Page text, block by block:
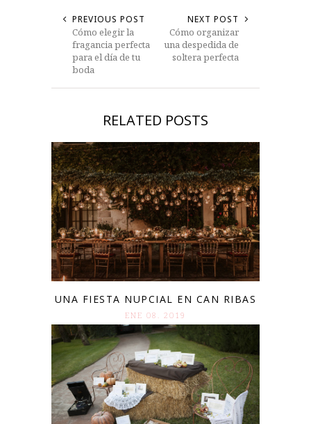
PREVIOUS POST
Cómo elegir la
fragancia perfecta
para el día de tu
boda
NEXT POST
Cómo organizar
una despedida de
soltera perfecta
RELATED POSTS
UNA FIESTA NUPCIAL EN CAN RIBAS
ENE 08. 2019